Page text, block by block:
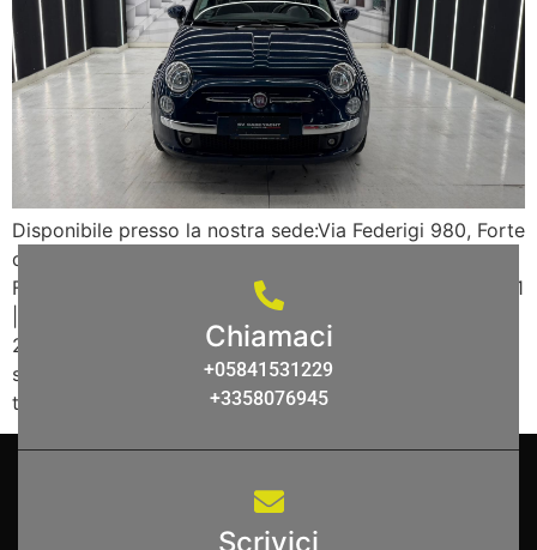
Disponibile presso la nostra sede:Via Federigi 980, Forte
dei Marmi (LU) SV CAR VERSILIA propone in vendita:
FIAT 500 CABRIO Anno: 12/2014 Cilindrata: 1.200 KW: 51
| CV: 69 Carburante: BENZINA Cambio: MANUALE KM:
213.000 SV CAR VERSILIA Pronta consegna, visibile in
sede Finanziamenti disponibili anche con contratti a
tempo determinato o stagionali Possibilità di […]
Chiamaci
+05841531229
+3358076945
Scrivici